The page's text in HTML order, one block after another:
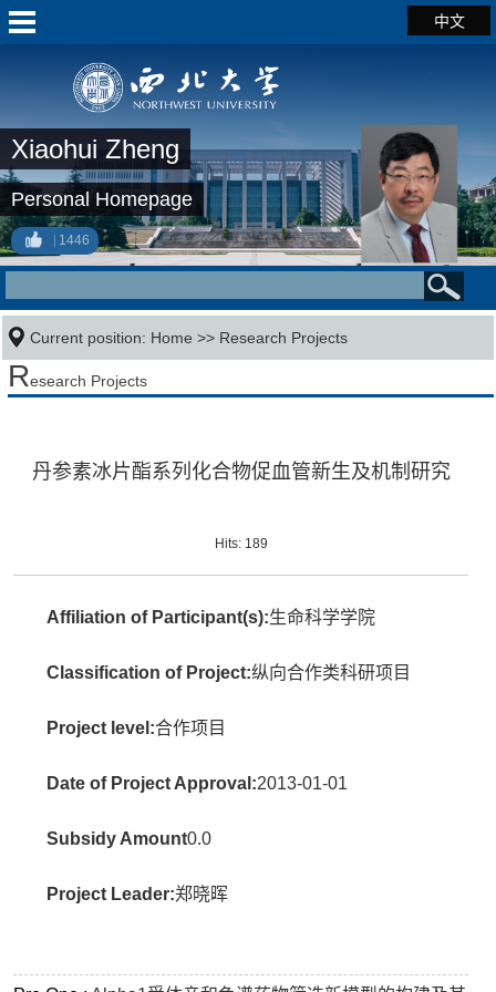
中文
Xiaohui Zheng
Personal Homepage
1446
Current position: Home >> Research Projects
Research Projects
丹参素冰片酯系列化合物促血管新生及机制研究
Hits: 189
Affiliation of Participant(s):生命科学学院
Classification of Project:纵向合作类科研项目
Project level:合作项目
Date of Project Approval:2013-01-01
Subsidy Amount0.0
Project Leader:郑晓晖